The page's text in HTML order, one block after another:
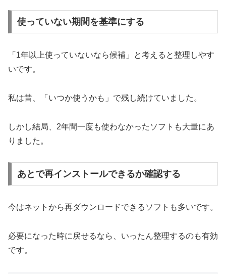
使っていない期間を基準にする
「1年以上使っていないなら候補」と考えると整理しやす
いです。
私は昔、「いつか使うかも」で残し続けていました。
しかし結局、2年間一度も使わなかったソフトも大量にあ
りました。
あとで再インストールできるか確認する
今はネットから再ダウンロードできるソフトも多いです。
必要になった時に戻せるなら、いったん整理するのも有効
です。